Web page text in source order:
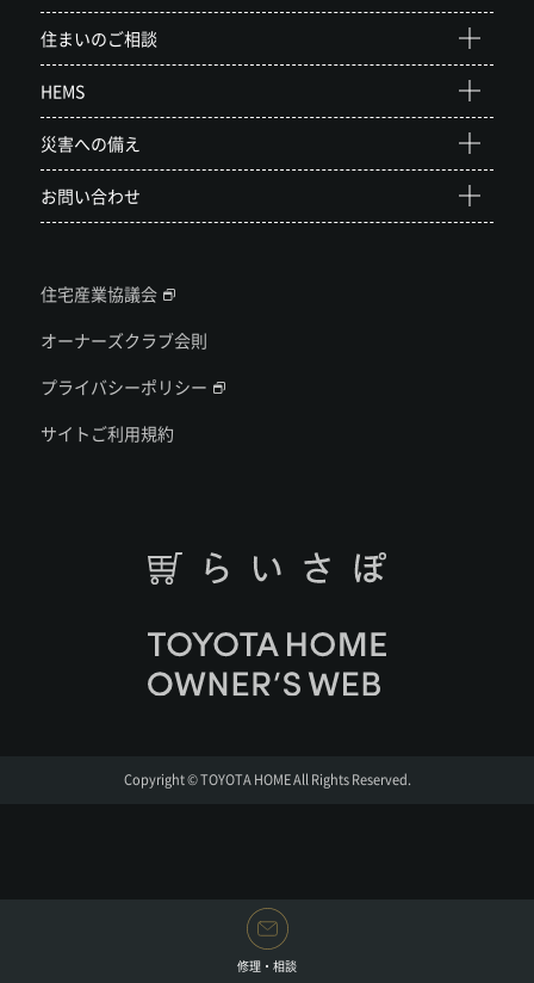
住まいのご相談
HEMS
災害への備え
お問い合わせ
住宅産業協議会
オーナーズクラブ会則
プライバシーポリシー
サイトご利用規約
Copyright © TOYOTA HOME All Rights Reserved.
修理・相談